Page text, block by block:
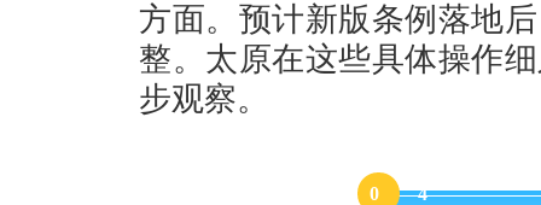
方面。预计新版条例落地
整。太原在这些具体操作
步观察。
0 4